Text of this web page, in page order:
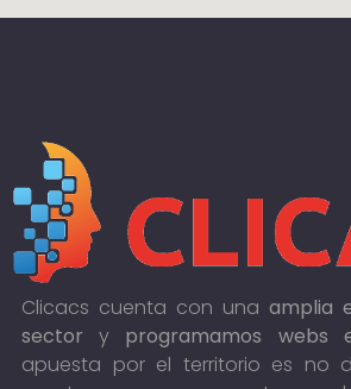
Clicacs cuenta con una amplia
sector y programamos webs
apuesta por el territorio es no